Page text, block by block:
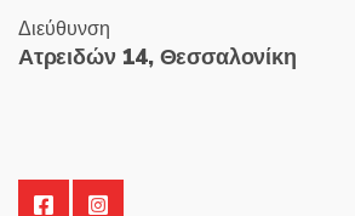
Διεύθυνση
Ατρειδών 14, Θεσσαλονίκη